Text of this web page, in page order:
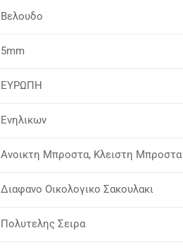
Βελουδο
5mm
ΕΥΡΩΠΗ
Ενηλικων
Ανοικτη Μπροστα, Κλειστη Μπροστα
Διαφανο Οικολογικο Σακουλακι
Πολυτελης Σειρα